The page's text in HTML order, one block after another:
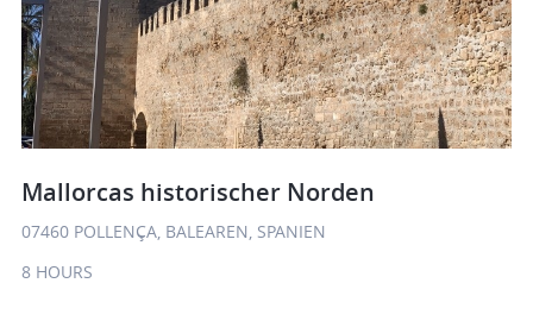
Mallorcas historischer Norden
07460 POLLENÇA, BALEAREN, SPANIEN
8 HOURS